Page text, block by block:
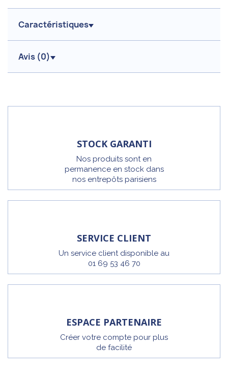
Caractéristiques
Avis (0)
STOCK GARANTI
Nos produits sont en
permanence en stock dans
nos entrepôts parisiens
SERVICE CLIENT
Un service client disponible au
01 69 53 46 70
ESPACE PARTENAIRE
Créer votre compte pour plus
de facilité